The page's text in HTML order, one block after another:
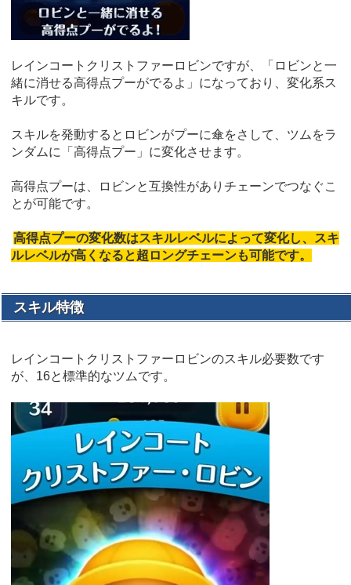
レインコートクリストファーロビンですが、「ロビンと一
緒に消せる高得点プーがでるよ」になっており、変化系ス
キルです。
スキルを発動するとロビンがプーに傘をさして、ツムをラ
ンダムに「高得点プー」に変化させます。
高得点プーは、ロビンと互換性がありチェーンでつなぐこ
とが可能です。
高得点プーの変化数はスキルレベルによって変化し、スキ
ルレベルが高くなると超ロングチェーンも可能です。
スキル特徴
レインコートクリストファーロビンのスキル必要数です
が、16と標準的なツムです。